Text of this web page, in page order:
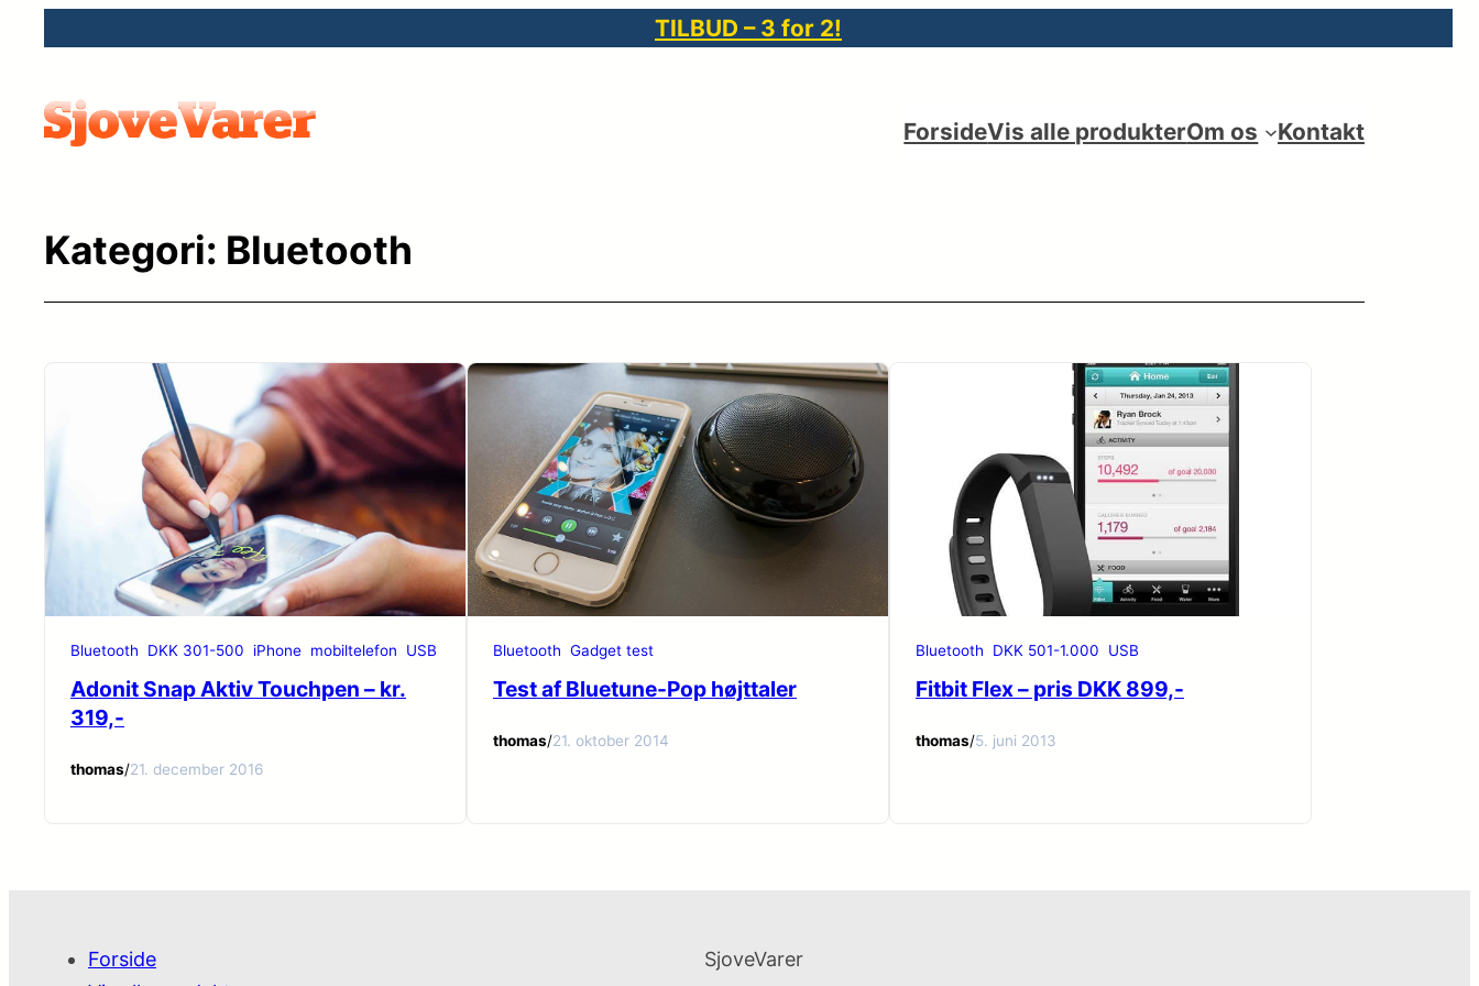
indhold
TILBUD – 3 for 2!
ForsideVis alle produkterOm os Kontakt
Kategori: Bluetooth
Bluetooth DKK 301-500 iPhone mobiltelefon USB
Adonit Snap Aktiv Touchpen – kr.
319,-
thomas/21. december 2016
Bluetooth Gadget test
Test af Bluetune-Pop højttaler
thomas/21. oktober 2014
Bluetooth DKK 501-1.000 USB
Fitbit Flex – pris DKK 899,-
thomas/5. juni 2013
Forside
SjoveVarer